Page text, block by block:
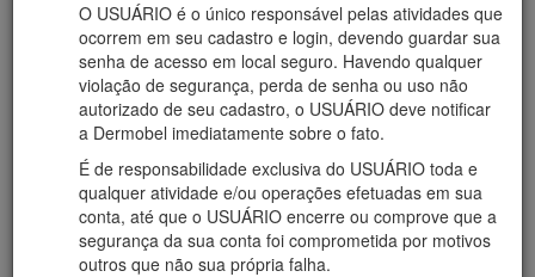
O USUÁRIO é o único responsável pelas atividades que
ocorrem em seu cadastro e login, devendo guardar sua
senha de acesso em local seguro. Havendo qualquer
violação de segurança, perda de senha ou uso não
autorizado de seu cadastro, o USUÁRIO deve notificar
a Dermobel imediatamente sobre o fato.
É de responsabilidade exclusiva do USUÁRIO toda e
qualquer atividade e/ou operações efetuadas em sua
conta, até que o USUÁRIO encerre ou comprove que a
segurança da sua conta foi comprometida por motivos
outros que não sua própria falha.